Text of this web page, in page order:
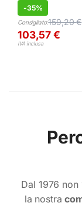
-35%
Consigliato:159,20€
103,57€
IVA inclusa
Dal 1976
la nostra